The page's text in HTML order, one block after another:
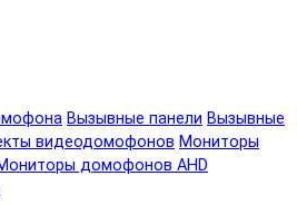
Вызывные панели Вызывные
видеодомофонов Мониторы
домофонов AHD